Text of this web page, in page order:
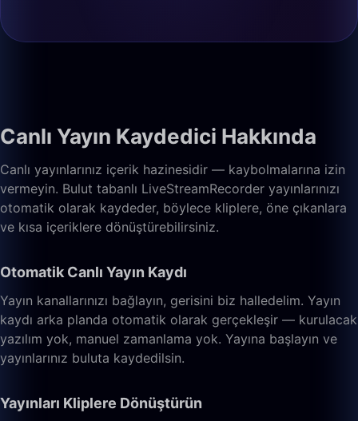
Canlı Yayın Kaydedici Hakkında
Canlı yayınlarınız içerik hazinesidir — kaybolmalarına izin
vermeyin. Bulut tabanlı LiveStreamRecorder yayınlarınızı
otomatik olarak kaydeder, böylece kliplere, öne çıkanlara
ve kısa içeriklere dönüştürebilirsiniz.
Otomatik Canlı Yayın Kaydı
Yayın kanallarınızı bağlayın, gerisini biz halledelim. Yayın
kaydı arka planda otomatik olarak gerçekleşir — kurulacak
yazılım yok, manuel zamanlama yok. Yayına başlayın ve
yayınlarınız buluta kaydedilsin.
Yayınları Kliplere Dönüştürün